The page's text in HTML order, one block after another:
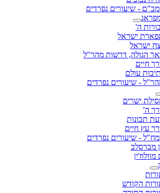
- שיעורים נפרדים
ה'
ישראל
ישראל
הגולה, דרשות מהר"ל
חיים
עולם
- שיעורים נפרדים
ישרים
ה'
תבונות
עץ חיים
- שיעורים נפרדים
מברסלב
הקודש